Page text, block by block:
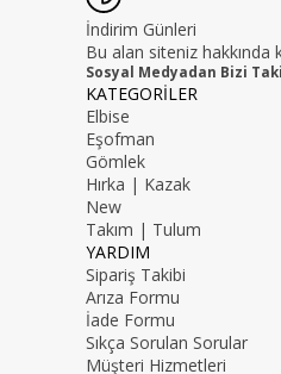
İndirim Günleri
Bu alan siteniz hakkında
Sosyal Medyadan Bizi
KATEGORİLER
Elbise
Eşofman
Gömlek
Hırka | Kazak
New
Takım | Tulum
YARDIM
Sipariş Takibi
Arıza Formu
İade Formu
Sıkça Sorulan Sorular
Müşteri Hizmetleri